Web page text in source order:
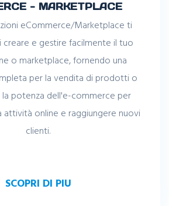
- MARKETPLACE
eCommerce/Marketplace ti
e gestire facilmente il tuo
o marketplace, fornendo una
per la vendita di prodotti o
la potenza dell'e-commerce per
attività online e raggiungere nuovi
clienti.
SCOPRI DI PIU